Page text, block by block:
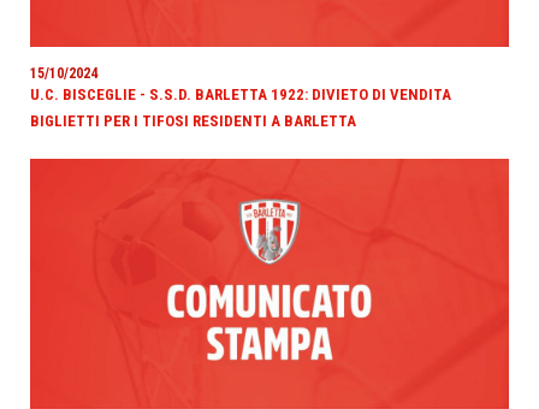
15/10/2024
U.C. BISCEGLIE - S.S.D. BARLETTA 1922: DIVIETO DI VENDITA
BIGLIETTI PER I TIFOSI RESIDENTI A BARLETTA